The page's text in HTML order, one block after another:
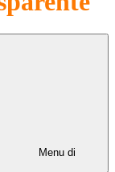
Menu di